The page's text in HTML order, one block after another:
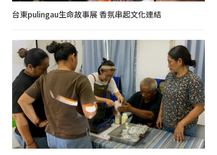
台東pulingau生命故事展 香氛串起文化連結